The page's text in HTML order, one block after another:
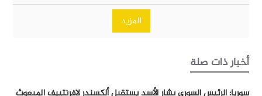
المزيد
أخبار ذات صلة